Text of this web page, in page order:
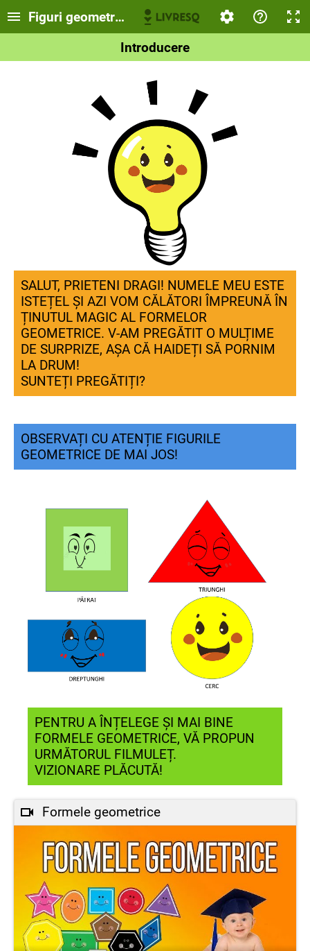
Figuri geometrice
Introducere
SALUT, PRIETENI DRAGI! NUMELE MEU ESTE
ISTEȚEL ȘI AZI VOM CĂLĂTORI ÎMPREUNĂ ÎN
ȚINUTUL MAGIC AL FORMELOR
GEOMETRICE. V-AM PREGĂTIT O MULȚIME
DE SURPRIZE, AȘA CĂ HAIDEȚI SĂ PORNIM
LA DRUM!
SUNTEȚI PREGĂTIȚI?
OBSERVAȚI CU ATENȚIE FIGURILE
GEOMETRICE DE MAI JOS!
PENTRU A ÎNȚELEGE ȘI MAI BINE
FORMELE GEOMETRICE, VĂ PROPUN
URMĂTORUL FILMULEȚ.
VIZIONARE PLĂCUTĂ!
Formele geometrice